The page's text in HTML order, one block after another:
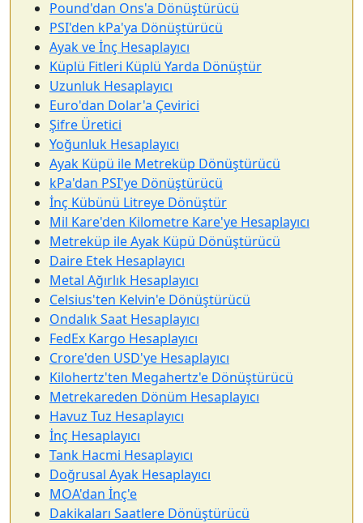
Pound'dan Ons'a Dönüştürücü
PSI'den kPa'ya Dönüştürücü
Ayak ve İnç Hesaplayıcı
Küplü Fitleri Küplü Yarda Dönüştür
Uzunluk Hesaplayıcı
Euro'dan Dolar'a Çevirici
Şifre Üretici
Yoğunluk Hesaplayıcı
Ayak Küpü ile Metreküp Dönüştürücü
kPa'dan PSI'ye Dönüştürücü
İnç Kübünü Litreye Dönüştür
Mil Kare'den Kilometre Kare'ye Hesaplayıcı
Metreküp ile Ayak Küpü Dönüştürücü
Daire Etek Hesaplayıcı
Metal Ağırlık Hesaplayıcı
Celsius'ten Kelvin'e Dönüştürücü
Ondalık Saat Hesaplayıcı
FedEx Kargo Hesaplayıcı
Crore'den USD'ye Hesaplayıcı
Kilohertz'ten Megahertz'e Dönüştürücü
Metrekareden Dönüm Hesaplayıcı
Havuz Tuz Hesaplayıcı
İnç Hesaplayıcı
Tank Hacmi Hesaplayıcı
Doğrusal Ayak Hesaplayıcı
MOA'dan İnç'e
Dakikaları Saatlere Dönüştürücü